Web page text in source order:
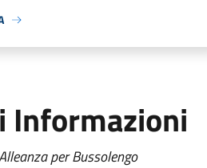
Informazioni
per Bussolengo